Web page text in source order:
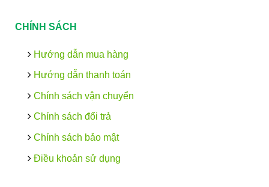
CHÍNH SÁCH
Hướng dẫn mua hàng
Hướng dẫn thanh toán
Chính sách vận chuyển
Chính sách đổi trả
Chính sách bảo mật
Điều khoản sử dụng